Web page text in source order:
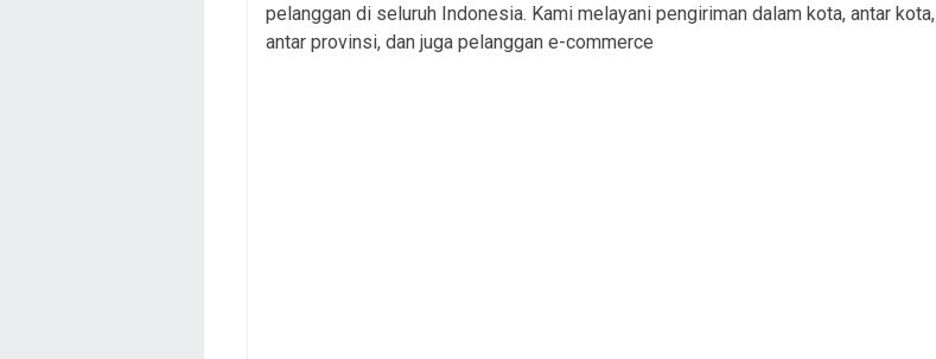
pelanggan di seluruh Indonesia. Kami melayani pengiriman dalam kota, antar kota,
antar provinsi, dan juga pelanggan e-commerce